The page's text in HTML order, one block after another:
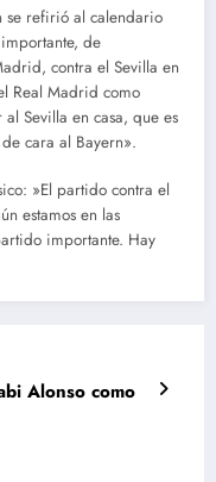
se refirió al calendario
de
contra el Sevilla en
Real Madrid como
Sevilla en casa, que es
cara al Bayern».
»El partido contra el
estamos en las
importante. Hay
Alonso como